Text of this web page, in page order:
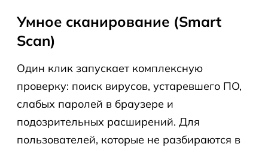
Умное сканирование (Smart
Scan)
Один клик запускает комплексную
проверку: поиск вирусов, устаревшего ПО,
слабых паролей в браузере и
подозрительных расширений. Для
пользователей, которые не разбираются в